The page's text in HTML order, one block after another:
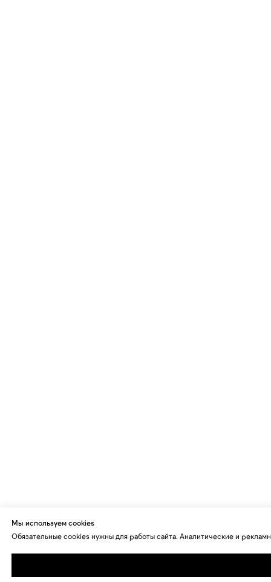
Мы используем cookies
Обязательные cookies нужны для работы сайта. Аналитические и